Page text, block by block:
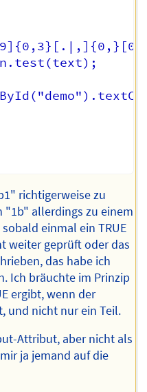
richtigerweise zu
"1b" allerdings zu einem
einmal ein TRUE
weiter geprüft oder das
das habe ich
Ich bräuchte im Prinzip
ergibt, wenn der
und nicht nur ein Teil.
Attribut, aber nicht als
ja jemand auf die